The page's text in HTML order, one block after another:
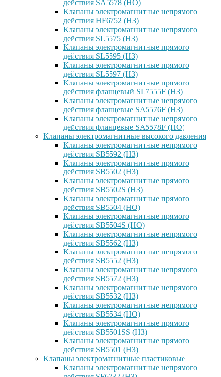
действия SA5578 (НО)
Клапаны электромагнитные непрямого
действия HF6752 (НЗ)
Клапаны электромагнитные непрямого
действия SL5575 (НЗ)
Клапаны электромагнитные прямого
действия SL5595 (НЗ)
Клапаны электромагнитные прямого
действия SL5597 (НЗ)
Клапаны электромагнитные прямого
действия фланцевый SL7555F (НЗ)
Клапаны электромагнитные непрямого
действия фланцевые SA5576F (НЗ)
Клапаны электромагнитные непрямого
действия фланцевые SA5578F (НО)
Клапаны электромагнитные высокого давления
Клапаны электромагнитные непрямого
действия SB5592 (НЗ)
Клапаны электромагнитные прямого
действия SB5502 (НЗ)
Клапаны электромагнитные прямого
действия SB5502S (НЗ)
Клапаны электромагнитные прямого
действия SB5504 (НО)
Клапаны электромагнитные прямого
действия SB5504S (НО)
Клапаны электромагнитные непрямого
действия SB5562 (НЗ)
Клапаны электромагнитные непрямого
действия SB5552 (НЗ)
Клапаны электромагнитные непрямого
действия SB5572 (НЗ)
Клапаны электромагнитные непрямого
действия SB5532 (НЗ)
Клапаны электромагнитные непрямого
действия SB5534 (НО)
Клапаны электромагнитные прямого
действия SB5501SS (НЗ)
Клапаны электромагнитные прямого
действия SB5501 (НЗ)
Клапаны электромагнитные пластиковые
Клапаны электромагнитные непрямого